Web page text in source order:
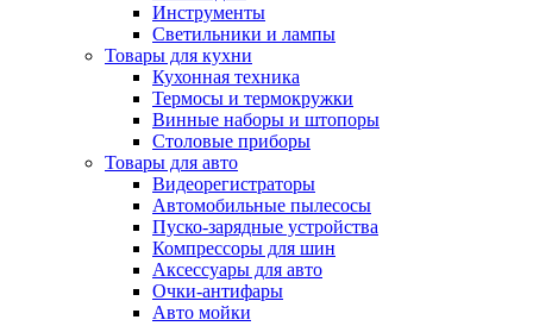
Инструменты
Светильники и лампы
Товары для кухни
Кухонная техника
Термосы и термокружки
Винные наборы и штопоры
Столовые приборы
Товары для авто
Видеорегистраторы
Автомобильные пылесосы
Пуско-зарядные устройства
Компрессоры для шин
Аксессуары для авто
Очки-антифары
Авто мойки